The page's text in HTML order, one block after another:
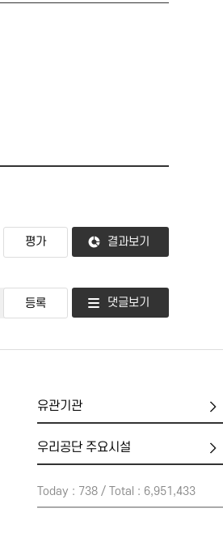
결과보기
댓글보기
유
관
우
단
주
Today : 738 / Total : 6,951,433